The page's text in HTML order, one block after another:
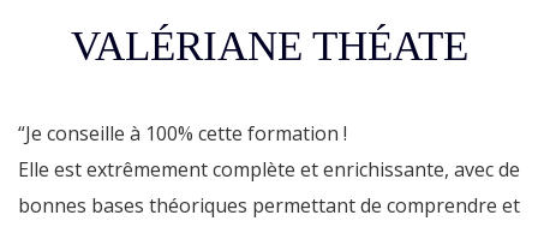
VALÉRIANE THÉATE
“Je conseille à 100% cette formation !
Elle est extrêmement complète et enrichissante, avec de
bonnes bases théoriques permettant de comprendre et